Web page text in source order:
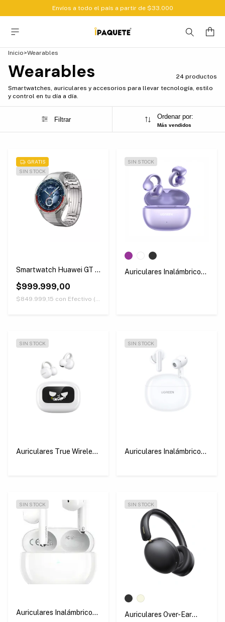
Envíos a todo el país a partir de $33.000
Inicio>Wearables
Wearables
24 productos
Smartwatches, auriculares y accesorios para llevar tecnología, estilo
y control en tu día a día.
Filtrar Ordenar por:
Más vendidos
SIN STOCK
GRATIS
Smartwatch Huawei GT 5
$999.999,00
$849.999,15 con Efectivo (Únicamente retirando en nuestras sucursales)
SIN STOCK
Auriculares Inalámbricos
SIN STOCK
Auriculares True Wireless
SIN STOCK
Auriculares Inalámbricos
SIN STOCK
Auriculares Inalámbricos
SIN STOCK
Auriculares Over-Ear